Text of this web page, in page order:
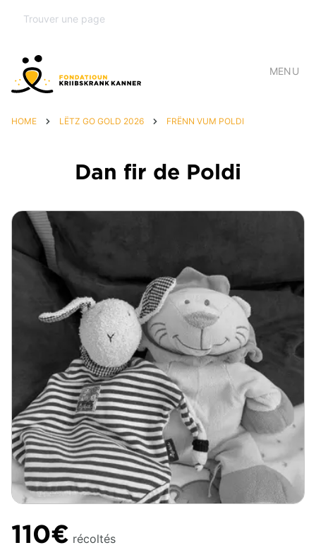
MENU
HOME LËTZ GO GOLD 2026 FRËNN VUM POLDI
Dan fir de Poldi
110€ récoltés